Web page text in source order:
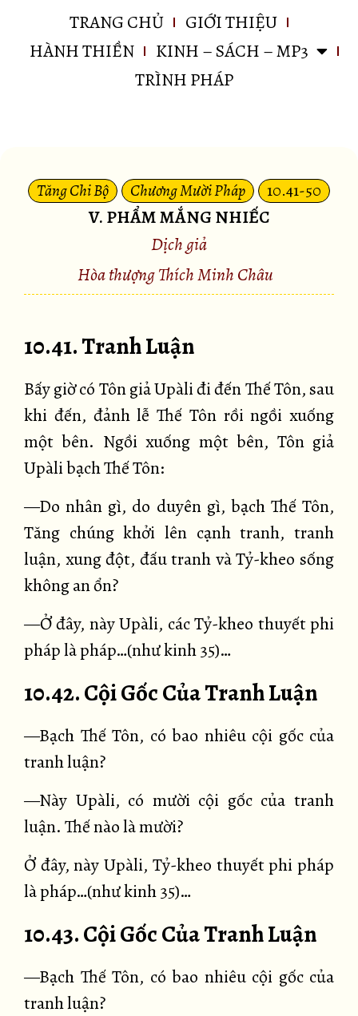
TRANG CHỦ
GIỚI THIỆU
HÀNH THIỀN
KINH – SÁCH – MP3
TRÌNH PHÁP
Tăng Chi Bộ Chương Mười Pháp 10.41-50
V. PHẨM MẮNG NHIẾC
Dịch giả
Hòa thượng Thích Minh Châu
10.41. Tranh Luận
Bấy giờ có Tôn giả Upàli đi đến Thế Tôn, sau
khi đến, đảnh lễ Thế Tôn rồi ngồi xuống
một bên. Ngồi xuống một bên, Tôn giả
Upàli bạch Thế Tôn:
—Do nhân gì, do duyên gì, bạch Thế Tôn,
Tăng chúng khởi lên cạnh tranh, tranh
luận, xung đột, đấu tranh và Tỷ-kheo sống
không an ổn?
—Ở đây, này Upàli, các Tỷ-kheo thuyết phi
pháp là pháp…(như kinh 35)…
10.42. Cội Gốc Của Tranh Luận
—Bạch Thế Tôn, có bao nhiêu cội gốc của
tranh luận?
—Này Upàli, có mười cội gốc của tranh
luận. Thế nào là mười?
Ở đây, này Upàli, Tỷ-kheo thuyết phi pháp
là pháp…(như kinh 35)…
10.43. Cội Gốc Của Tranh Luận
—Bạch Thế Tôn, có bao nhiêu cội gốc của
tranh luận?